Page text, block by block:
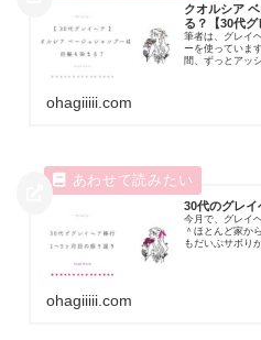
クオルシア
る？【30代グ
筆者は、グレイ
ーを使っていま
間、ずっとアッ
ohagiiiii.com
30代のグレ
今月で、グレイ
＾ほとんど家か
もだいぶサボり
ohagiiiii.com